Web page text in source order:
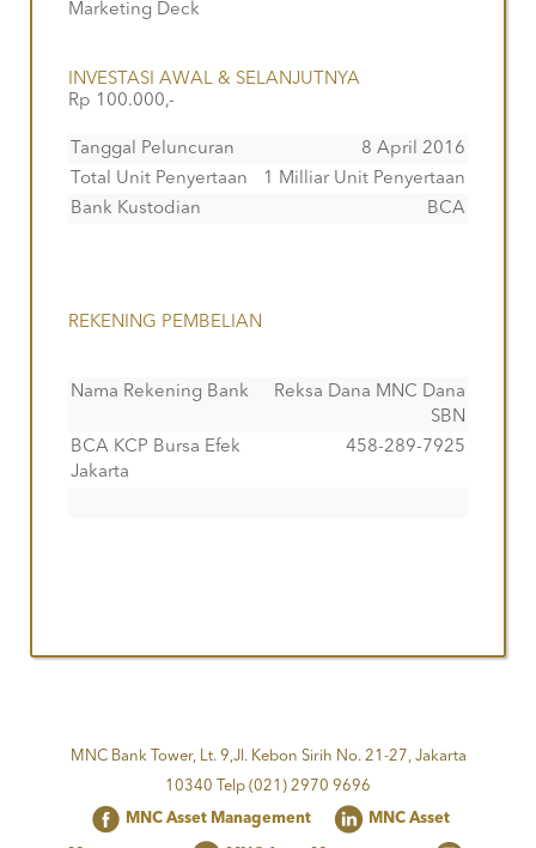
Marketing Deck
INVESTASI AWAL & SELANJUTNYA
Rp 100.000,-
Tanggal Peluncuran
8 April 2016
Total Unit Penyertaan
1 Milliar Unit Penyertaan
Bank Kustodian
BCA
REKENING PEMBELIAN
Nama Rekening Bank
Reksa Dana MNC Dana
SBN
BCA KCP Bursa Efek
Jakarta
458-289-7925
MNC Bank Tower, Lt. 9,Jl. Kebon Sirih No. 21-27, Jakarta
10340 Telp (021) 2970 9696
MNC Asset Management MNC Asset